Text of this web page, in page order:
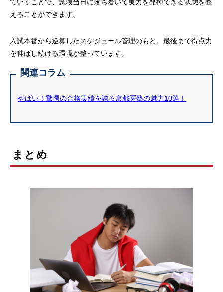
ていくことで、試験当日に落ち着いて実力を発揮できる状態を整
えることができます。
入試本番から逆算したスケジュール管理のもと、最後まで得点力
を伸ばし続ける環境が整っています。
関連コラム
やばい！驚愕の合格実績を誇る京都医塾の魅力10選！
まとめ